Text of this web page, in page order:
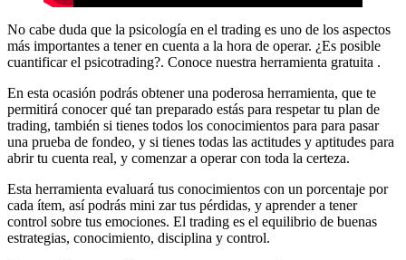
No cabe duda que la psicología en el trading es uno de los aspectos
más importantes a tener en cuenta a la hora de operar. ¿Es posible
cuantificar el psicotrading?. Conoce nuestra herramienta gratuita .
En esta ocasión podrás obtener una poderosa herramienta, que te
permitirá conocer qué tan preparado estás para respetar tu plan de
trading, también si tienes todos los conocimientos para para pasar
una prueba de fondeo, y si tienes todas las actitudes y aptitudes para
abrir tu cuenta real, y comenzar a operar con toda la certeza.
Esta herramienta evaluará tus conocimientos con un porcentaje por
cada ítem, así podrás mini zar tus pérdidas, y aprender a tener
control sobre tus emociones. El trading es el equilibrio de buenas
estrategias, conocimiento, disciplina y control.